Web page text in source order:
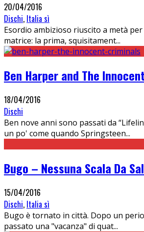
20/04/2016
Dischi, Italia sì
Esordio ambizioso riuscito a metà
matrice: la prima, squisitament...
Ben Harper and The
18/04/2016
Dischi
Ben nove anni sono passati da
un po' come quando Springsteen...
Bugo – Nessuna Scala Da
15/04/2016
Dischi, Italia sì
Bugo è tornato in città. Dopo un
passato una "vacanza" di quat...